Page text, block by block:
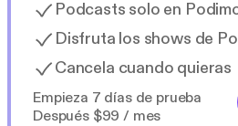
Podcasts solo en
Disfruta los shows de
Cancela cuando quieras
Empieza 7 días de prueba
Después $99 / mes